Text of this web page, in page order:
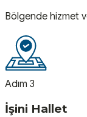
Bölgende hizmet
Adım 3
İşini Hallet